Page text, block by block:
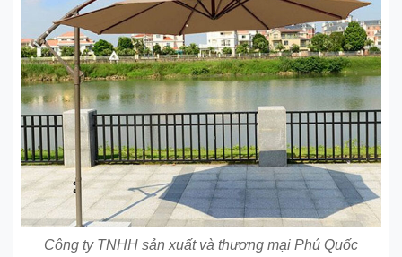
Công ty TNHH sản xuất và thương mại Phú Quốc